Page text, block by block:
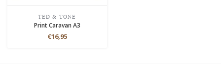
TED & TONE
Print Caravan A3
€16,95